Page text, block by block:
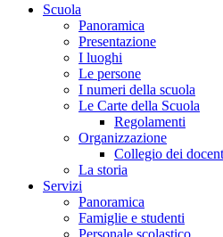
Scuola
Panoramica
Presentazione
I luoghi
Le persone
I numeri della scuola
Le Carte della Scuola
Regolamenti
Organizzazione
Collegio dei
La storia
Servizi
Panoramica
Famiglie e studenti
Personale scolastico